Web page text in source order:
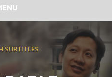
SUBTITLES